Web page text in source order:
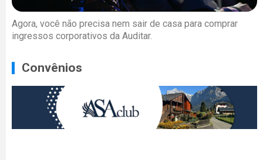
Agora, você não precisa nem sair de casa para comprar
ingressos corporativos da Auditar.
Convênios